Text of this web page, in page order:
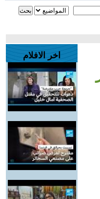
اخر الافلام